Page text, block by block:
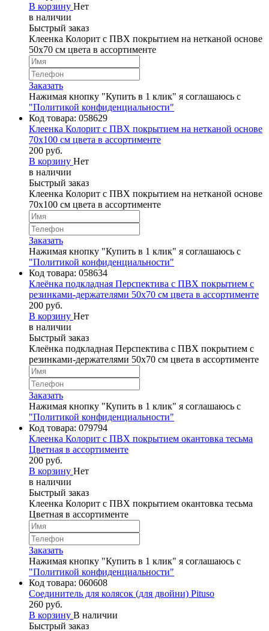
В корзину Нет
в наличии
Быстрый заказ
Клеенка Колорит с ПВХ покрытием на нетканой основе
50х70 см цвета в ассортименте
Заказать
Нажимая кнопку "Купить в 1 клик" я соглашаюсь с
"Политикой конфиденциальности"
Код товара: 058629
Клеенка Колорит с ПВХ покрытием на нетканой основе
70х100 см цвета в ассортименте
200 руб.
В корзину Нет
в наличии
Быстрый заказ
Клеенка Колорит с ПВХ покрытием на нетканой основе
70х100 см цвета в ассортименте
Заказать
Нажимая кнопку "Купить в 1 клик" я соглашаюсь с
"Политикой конфиденциальности"
Код товара: 058634
Клеёнка подкладная Перспектива с ПВХ покрытием с
резинками-держателями 50х70 см цвета в ассортименте
200 руб.
В корзину Нет
в наличии
Быстрый заказ
Клеёнка подкладная Перспектива с ПВХ покрытием с
резинками-держателями 50х70 см цвета в ассортименте
Заказать
Нажимая кнопку "Купить в 1 клик" я соглашаюсь с
"Политикой конфиденциальности"
Код товара: 079794
Клеенка Колорит с ПВХ покрытием окантовка тесьма
Цветная в ассортименте
200 руб.
В корзину Нет
в наличии
Быстрый заказ
Клеенка Колорит с ПВХ покрытием окантовка тесьма
Цветная в ассортименте
Заказать
Нажимая кнопку "Купить в 1 клик" я соглашаюсь с
"Политикой конфиденциальности"
Код товара: 060608
Соединитель для колясок (для двойни) Pituso
260 руб.
В корзину В наличии
Быстрый заказ